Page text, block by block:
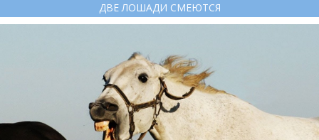
ДВЕ ЛОШАДИ СМЕЮТСЯ